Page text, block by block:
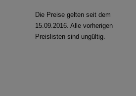
Die Preise gelten seit dem
15.09.2016. Alle vorherigen
Preislisten sind ungültig.